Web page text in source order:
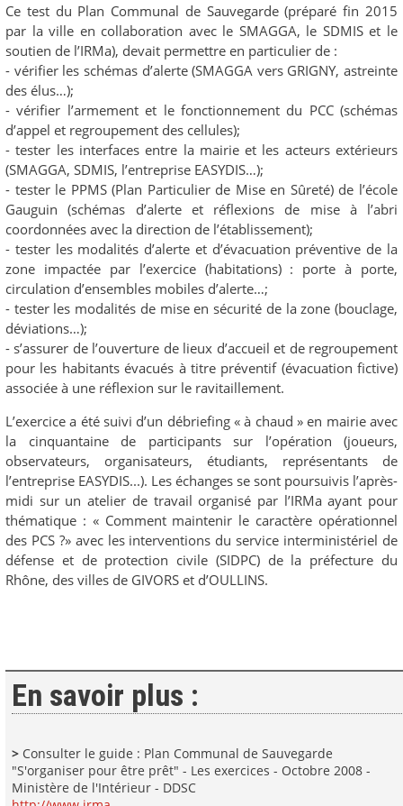
Ce test du Plan Communal de Sauvegarde (préparé fin 2015
par la ville en collaboration avec le SMAGGA, le SDMIS et le
soutien de l’IRMa), devait permettre en particulier de :
- vérifier les schémas d’alerte (SMAGGA vers GRIGNY, astreinte
des élus…);
- vérifier l’armement et le fonctionnement du PCC (schémas
d’appel et regroupement des cellules);
- tester les interfaces entre la mairie et les acteurs extérieurs
(SMAGGA, SDMIS, l’entreprise EASYDIS…);
- tester le PPMS (Plan Particulier de Mise en Sûreté) de l’école
Gauguin (schémas d’alerte et réflexions de mise à l’abri
coordonnées avec la direction de l’établissement);
- tester les modalités d’alerte et d’évacuation préventive de la
zone impactée par l’exercice (habitations) : porte à porte,
circulation d’ensembles mobiles d’alerte…;
- tester les modalités de mise en sécurité de la zone (bouclage,
déviations…);
- s’assurer de l’ouverture de lieux d’accueil et de regroupement
pour les habitants évacués à titre préventif (évacuation fictive)
associée à une réflexion sur le ravitaillement.
L’exercice a été suivi d’un débriefing « à chaud » en mairie avec
la cinquantaine de participants sur l’opération (joueurs,
observateurs, organisateurs, étudiants, représentants de
l’entreprise EASYDIS...). Les échanges se sont poursuivis l’après-
midi sur un atelier de travail organisé par l’IRMa ayant pour
thématique : « Comment maintenir le caractère opérationnel
des PCS ?» avec les interventions du service interministériel de
défense et de protection civile (SIDPC) de la préfecture du
Rhône, des villes de GIVORS et d’OULLINS.
En savoir plus :
>Consulter le guide : Plan Communal de Sauvegarde
"S'organiser pour être prêt" - Les exercices - Octobre 2008 -
Ministère de l'Intérieur - DDSC